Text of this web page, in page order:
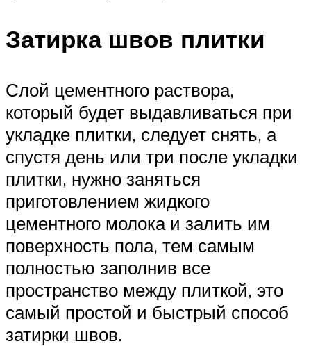
Затирка швов плитки
Слой цементного раствора,
который будет выдавливаться при
укладке плитки, следует снять, а
спустя день или три после укладки
плитки, нужно заняться
приготовлением жидкого
цементного молока и залить им
поверхность пола, тем самым
полностью заполнив все
пространство между плиткой, это
самый простой и быстрый способ
затирки швов.